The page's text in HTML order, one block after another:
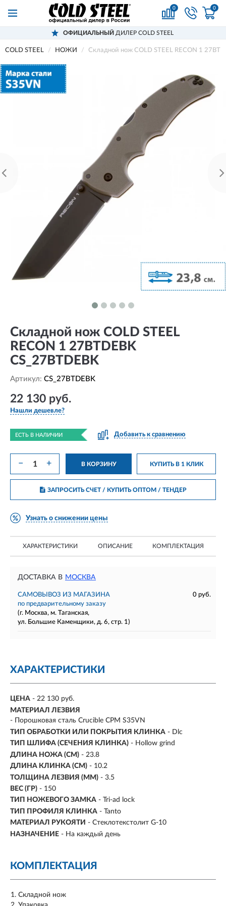
0 0
ОФИЦИАЛЬНЫЙ ДИЛЕР COLD STEEL
COLD STEEL НОЖИ Складной нож COLD STEEL RECON 1
Складной нож COLD STEEL
RECON 1 27BTDEBK
CS_27BTDEBK
Артикул: CS_27BTDEBK
22 130 руб.
Нашли дешевле?
ЕСТЬ В НАЛИЧИИ Добавить к сравнению
− + В КОРЗИНУ КУПИТЬ В 1 КЛИК
ЗАПРОСИТЬ СЧЕТ / КУПИТЬ ОПТОМ/ ТЕНДЕР
Узнать о снижении цены
ХАРАКТЕРИСТИКИ ОПИСАНИЕ КОМПЛЕКТАЦИЯ
ДОСТАВКА В МОСКВА
САМОВЫВОЗ ИЗ МАГАЗИНА
0 руб.
по предварительному заказу
(г. Москва, м. Таганская,
ул. Большие Каменщики, д. 6, стр. 1)
ХАРАКТЕРИСТИКИ
ЦЕНА - 22 130 руб.
МАТЕРИАЛ ЛЕЗВИЯ
- Порошковая сталь Crucible CPM S35VN
ТИП ОБРАБОТКИ ИЛИ ПОКРЫТИЯ КЛИНКА - Dlc
ТИП ШЛИФА (СЕЧЕНИЯ КЛИНКА) - Hollow grind
ДЛИНА НОЖА (СМ) - 23.8
ДЛИНА КЛИНКА (СМ) - 10.2
ТОЛЩИНА ЛЕЗВИЯ (ММ) - 3.5
ВЕС (ГР) - 150
ТИП НОЖЕВОГО ЗАМКА - Tri-ad lock
ТИП ПРОФИЛЯ КЛИНКА - Tanto
МАТЕРИАЛ РУКОЯТИ - Стеклотекстолит G-10
НАЗНАЧЕНИЕ - На каждый день
КОМПЛЕКТАЦИЯ
Складной нож